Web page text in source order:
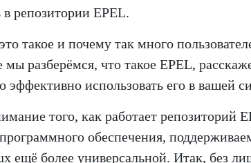
в репозитории EPEL.
такое и почему так много
мы разберёмся, что такое EPEL,
использовать его в вашей
того, как работает репозиторий
обеспечения,
ещё более универсальной. Итак, без